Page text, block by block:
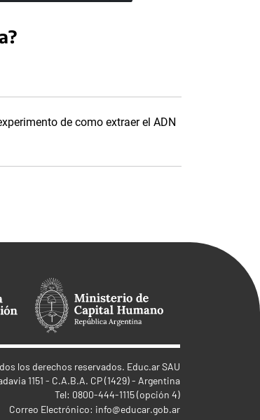
de como extraer el ADN
los derechos reservados. Educ.ar SAU
1151 - C.A.B.A. CP (1429) - Argentina
Tel: 0800-444-1115 (opción 4)
Correo Electrónico: info@educar.gob.ar